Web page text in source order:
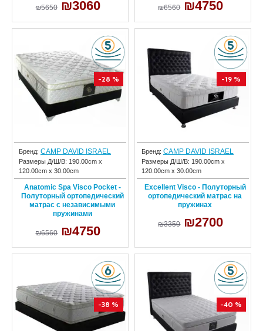
₪5650 ₪3060 ₪6560 ₪4750
-28 %
Бренд: CAMP DAVID ISRAEL
Размеры Д/Ш/В: 190.00cm x
120.00cm x 30.00cm
Anatomic Spa Visco Pocket -
Полуторный ортопедический
матрас с независимыми
пружинами
₪6560 ₪4750
-19 %
Бренд: CAMP DAVID ISRAEL
Размеры Д/Ш/В: 190.00cm x
120.00cm x 30.00cm
Excellent Visco - Полуторный
ортопедический матрас на
пружинах
₪3350 ₪2700
-38 % -40 %